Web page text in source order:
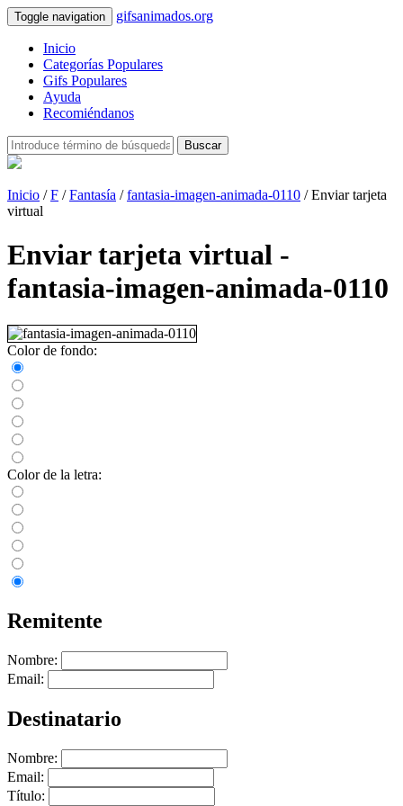
Toggle navigation gifsanimados.org
Inicio
Categorías Populares
Gifs Populares
Ayuda
Recomiéndanos
Buscar
Inicio /F /Fantasía /fantasia-imagen-animada-0110 / Enviar tarjeta
virtual
Enviar tarjeta virtual -
fantasia-imagen-animada-0110
Color de fondo:
Color de la letra:
Remitente
Nombre:
Email:
Destinatario
Nombre:
Email:
Título: